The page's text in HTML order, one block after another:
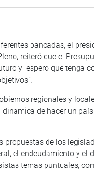
bancadas, el
reiteró que el
y espero que tenga
regionales y
de hacer un
de los
el endeudamiento y el
temas puntuales,